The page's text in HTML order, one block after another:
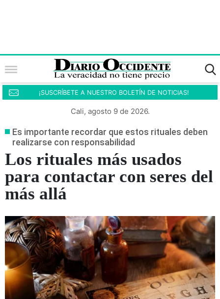
¡SUSCRÍBETE A NUESTRO BOLETÍN DE NOTICIAS!
Cali, agosto 9 de 2026.
Es importante recordar que estos rituales deben
realizarse con responsabilidad
Los rituales más usados
para contactar con seres del
más allá